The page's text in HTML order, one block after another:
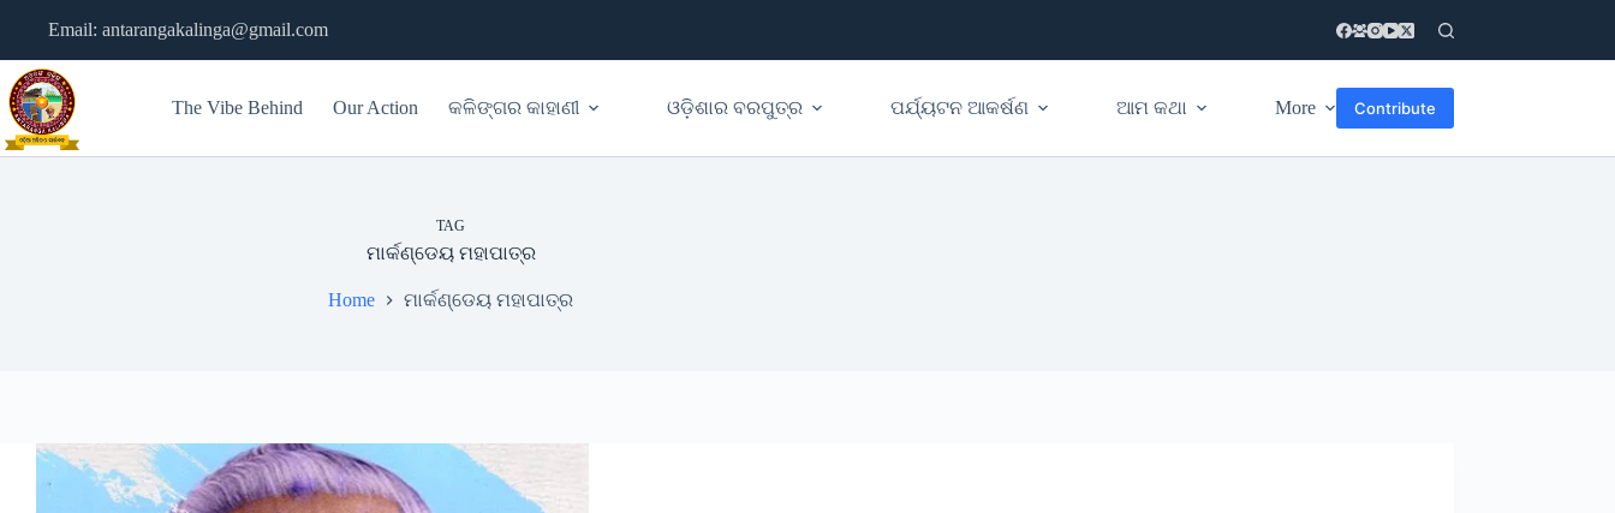
Email: antarangakalinga@gmail.com
The Vibe Behind Our Action କଳିଙ୍ଗର କାହାଣୀ ଓଡ଼ିଶାର ବରପୁତ୍ର ପର୍ଯ୍ୟଟନ ଆକର୍ଷଣ ଆମ କଥା More Contribute
TAG
ମାର୍କଣ୍ଡେୟ ମହାପାତ୍ର
Home ମାର୍କଣ୍ଡେୟ ମହାପାତ୍ର